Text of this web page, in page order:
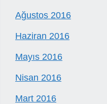
Ağustos 2016
Haziran 2016
Mayıs 2016
Nisan 2016
Mart 2016